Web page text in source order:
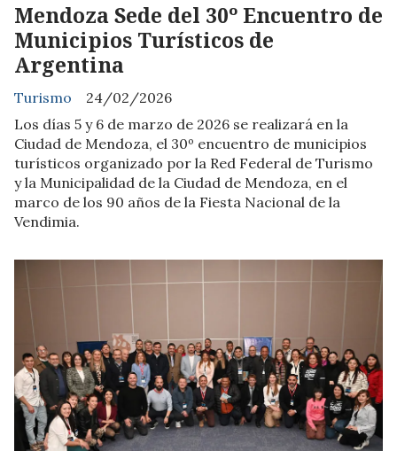
Mendoza Sede del 30º Encuentro de
Municipios Turísticos de
Argentina
Turismo
24/02/2026
Los días 5 y 6 de marzo de 2026 se realizará en la
Ciudad de Mendoza, el 30º encuentro de municipios
turísticos organizado por la Red Federal de Turismo
y la Municipalidad de la Ciudad de Mendoza, en el
marco de los 90 años de la Fiesta Nacional de la
Vendimia.